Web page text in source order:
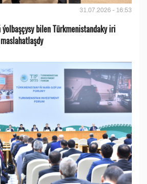
31.07.2026 - 16:53
bilen Türkmenistandaky iri